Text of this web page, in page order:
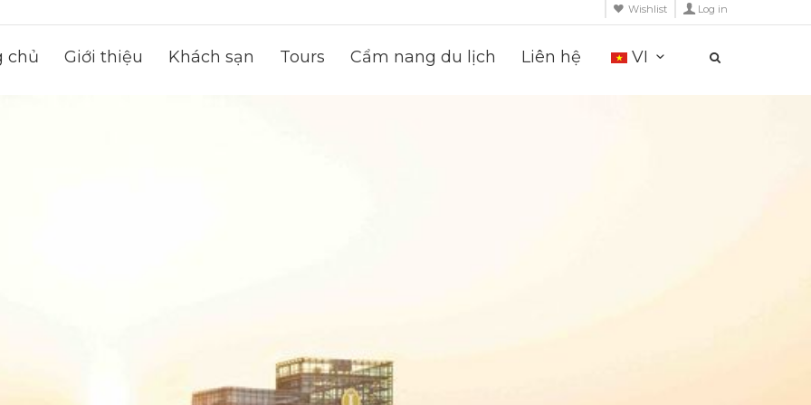
Wishlist Log in
chủ Giới thiệu Khách sạn Tours Cẩm nang du lịch Liên hệ VI